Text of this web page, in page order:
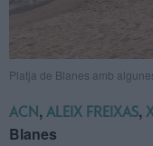
Platja de Blanes amb
ACN, ALEIX FREIXAS,
Blanes